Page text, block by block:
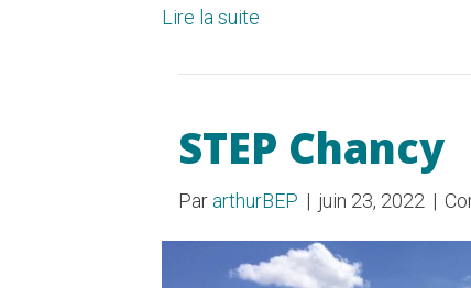
Lire la suite
STEP Chancy
Par arthurBEP | juin 23, 2022 |